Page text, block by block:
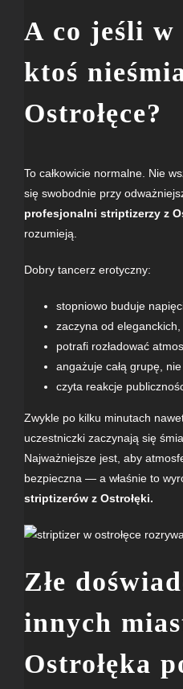
A co jeśli
ktoś
Ostrołęce?
To całkowicie normalne. Nie
się swobodnie przy
profesjonalni striptizerzy z
rozumieją.
Dobry tancerz erotyczny:
stopniowo buduje
zaczyna od
potrafi rozładować
angażuje całą grupę,
czyta reakcje
Zwykle po kilku minutach
uczestniczki zaczynają się
Najważniejsze jest, aby
bezpieczna — a właśnie to
striptizerów z Ostrołęki.
Złe
innych
Ostrołęka